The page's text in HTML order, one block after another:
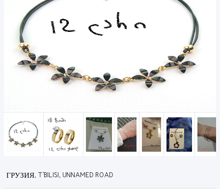
ГРУЗИЯ, T'BILISI, UNNAMED ROAD